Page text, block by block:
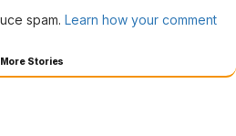
spam. Learn how your comment
More Stories